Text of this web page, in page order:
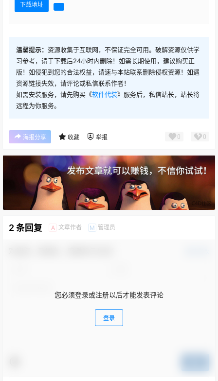
下载地址
温馨提示： 资源收集于互联网，不保证完全可用。破解资源仅供学
习参考，请于下载后24小时内删除！如需长期使用，建议购买正
版！如侵犯到您的合法权益，请速与本站联系删除侵权资源！如遇
资源链接失效，请评论或私信联系作者！
如需安装服务，请先购买《软件代装》服务后，私信站长，站长将
远程为你服务。
海报分享 收藏 举报 0 0
2 条回复 A 文章作者 M 管理员
您必须登录或注册以后才能发表评论
登录